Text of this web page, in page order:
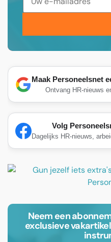
Maak Personeelsnet
Ontvang HR-nieuws
Volg
Dagelijks HR-nieuws,
Neem een
exclusieve